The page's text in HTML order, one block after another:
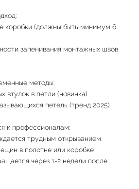
коробки (должны быть минимум 6
запенивания монтажных швов
методы:
втулок в петли (новинка)
петель (тренд 2025)
к профессионалам:
трудным открыванием
в полотне или коробке
через 1-2 недели после